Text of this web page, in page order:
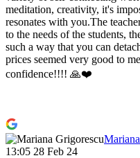
meditation, creativity, it's
resonates with you.The
to the needs of the students,
such a way that you can
prices seemed very good to
confidence!!!! 🙏❤️
13:05 28 Feb 24